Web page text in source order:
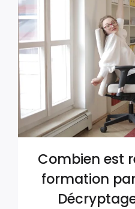
Combien est
formation